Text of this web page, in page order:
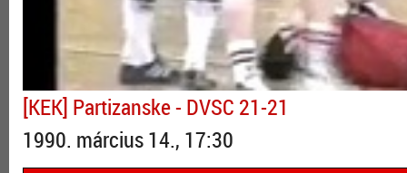
[KEK] Partizanske - DVSC 21-21
1990. március 14., 17:30